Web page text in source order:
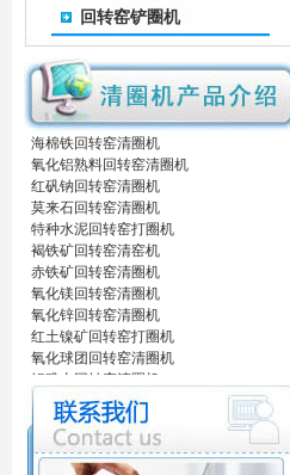
回转窑铲圈机
海棉铁回转窑清圈机
氧化铝熟料回转窑清圈机
红矾钠回转窑清圈机
莫来石回转窑清圈机
特种水泥回转窑打圈机
褐铁矿回转窑清窑机
赤铁矿回转窑清圈机
氧化镁回转窑清圈机
氧化锌回转窑清圈机
红土镍矿回转窑打圈机
氧化球团回转窑清圈机
铝矾土回转窑清圈机
铝酸钙粉窑清圈机
活性石灰回转窑清圈机
窑内一至二十八米窑结圈处理机
回转窑结圈处理专用设备/清圈机/打圈机…